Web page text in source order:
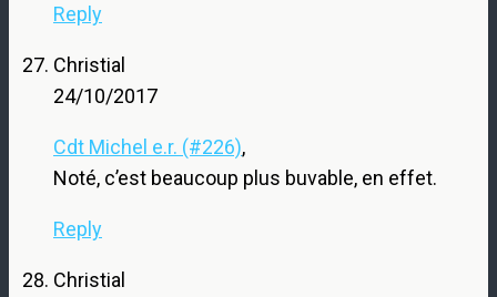
Reply
Christial
24/10/2017
Cdt Michel e.r. (#226),
Noté, c’est beaucoup plus buvable, en effet.
Reply
Christial